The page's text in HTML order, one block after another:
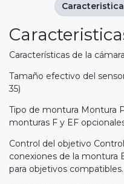
Características de la cámara
Tamaño efectivo del
35)
Tipo de montura Montura
monturas F y EF
Control del objetivo
conexiones de la montura
para objetivos compatibles.